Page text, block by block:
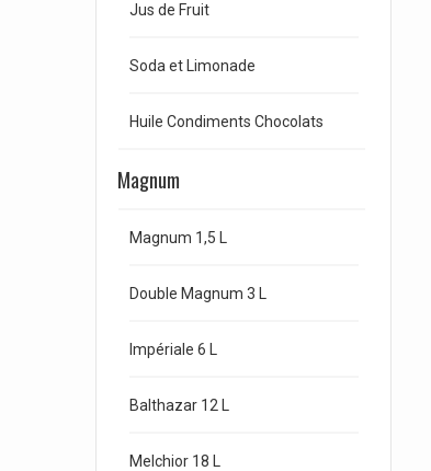
Jus de Fruit
Soda et Limonade
Huile Condiments Chocolats
Magnum
Magnum 1,5 L
Double Magnum 3 L
Impériale 6 L
Balthazar 12 L
Melchior 18 L